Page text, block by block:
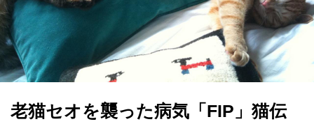
老猫セオを襲った病気「FIP」猫伝